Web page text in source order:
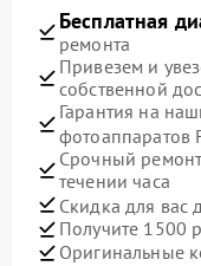
Бесплатная
ремонта
Привезем и
собственной
Гарантия на
Срочный
течении часа
Скидка для вас
Получите 1500
Оригинальные